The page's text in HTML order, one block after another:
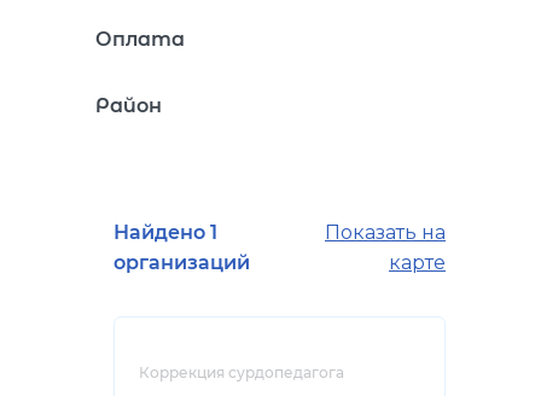
Оплата
Район
Найдено 1
организаций
Показать на
карте
Коррекция сурдопедагога